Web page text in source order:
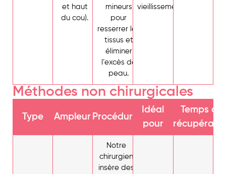
et haut
du cou).
mineurs
pour
resserrer les
tissus et
éliminer
l’excès de
peau.
vieillissement.
Méthodes non chirurgicales
Type Ampleur Procédure
Idéal
pour
Temps de
Notre
chirurgien
insère des